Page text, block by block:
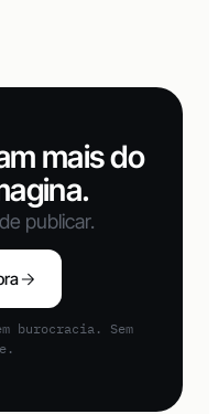
mais do
publicar.
burocracia. Sem